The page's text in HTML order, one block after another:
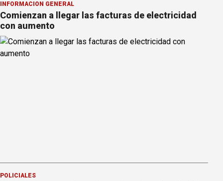
INFORMACION GENERAL
Comienzan a llegar las facturas de electricidad
con aumento
POLICIALES